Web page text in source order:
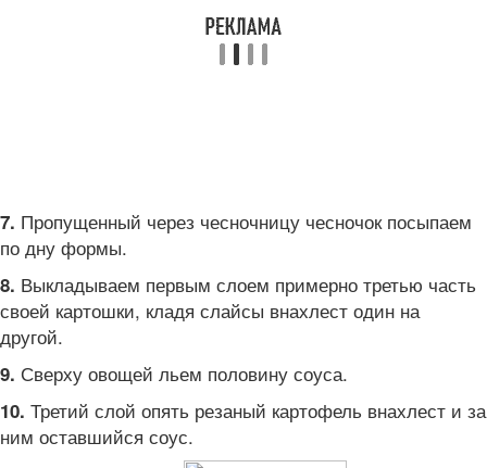
7. Пропущенный через чесночницу чесночок посыпаем
по дну формы.
8. Выкладываем первым слоем примерно третью часть
своей картошки, кладя слайсы внахлест один на
другой.
9. Сверху овощей льем половину соуса.
10. Третий слой опять резаный картофель внахлест и за
ним оставшийся соус.